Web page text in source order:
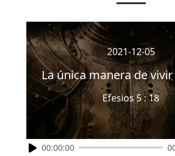
2021-12-05
La única manera de
Efesios 5 : 18
00:00:00